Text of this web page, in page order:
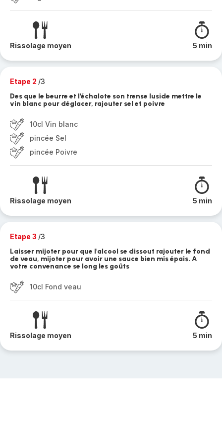
Rissolage moyen 5 min
Etape 2 /3
Des que le beurre et l'échalote son trense luside mettre le
vin blanc pour déglacer, rajouter sel et poivre
10cl Vin blanc
pincée Sel
pincée Poivre
Rissolage moyen 5 min
Etape 3 /3
Laisser mijoter pour que l'alcool se dissout rajouter le fond
de veau, mijoter pour avoir une sauce bien mis épais. A
votre convenance se long les goûts
10cl Fond veau
Rissolage moyen 5 min